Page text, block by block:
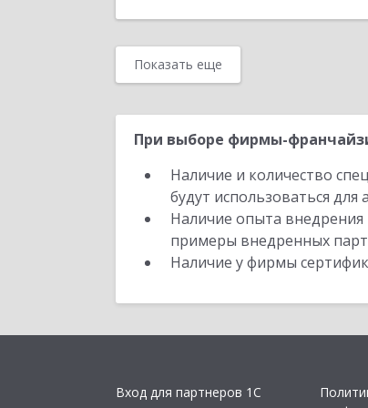
Показать еще
При выборе фирмы-
Наличие и количество
будут использоваться
Наличие опыта
примеры внедренных
Наличие у фирмы
Вход для партнеров 1С